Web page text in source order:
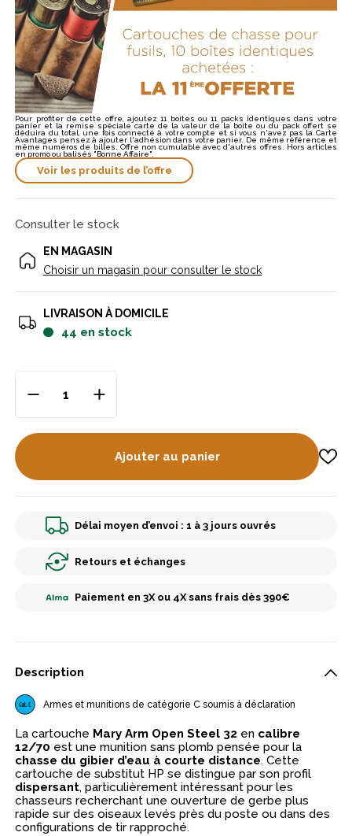
Pour profiter de cette offre, ajoutez 11 boites ou 11 packs identiques dans votre
panier et la remise spéciale carte de la valeur de la boite ou du pack offert se
déduira du total, une fois connecté à votre compte et si vous n'avez pas la Carte
Avantages pensez à ajouter l'adhésion dans votre panier. De même référence et
même numéros de billes. Offre non cumulable avec d'autres offres. Hors articles
en promo ou balisés "Bonne Affaire".
Voir les produits de l’offre
Consulter le stock
EN MAGASIN
Choisir un magasin pour consulter le stock
LIVRAISON À DOMICILE
44 en stock
Ajouter au panier
Délai moyen d’envoi : 1 à 3 jours ouvrés
Retours et échanges
Paiement en 3X ou 4X sans frais dès 390€
Description
Armes et munitions de catégorie C soumis à déclaration
La cartouche Mary Arm Open Steel 32 en calibre
12/70 est une munition sans plomb pensée pour la
chasse du gibier d’eau à courte distance. Cette
cartouche de substitut HP se distingue par son profil
dispersant, particulièrement intéressant pour les
chasseurs recherchant une ouverture de gerbe plus
rapide sur des oiseaux levés près du poste ou dans des
configurations de tir rapproché.